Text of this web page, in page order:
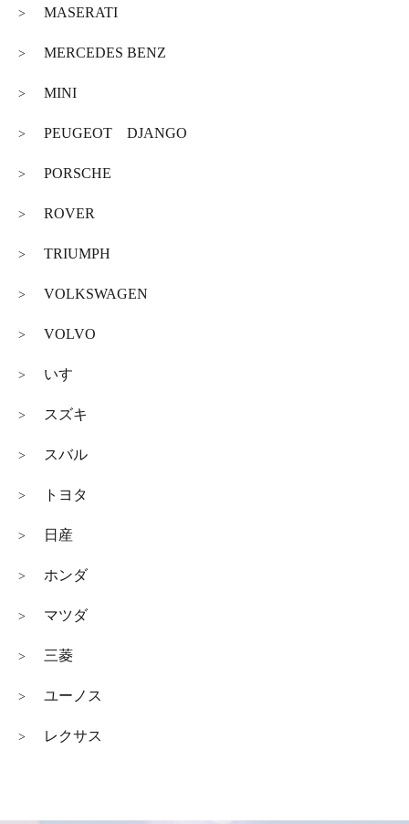
> MASERATI
> MERCEDES BENZ
> MINI
> PEUGEOT DJANGO
> PORSCHE
> ROVER
> TRIUMPH
> VOLKSWAGEN
> VOLVO
> いすゞ
> スズキ
> スバル
> トヨタ
> 日産
> ホンダ
> マツダ
> 三菱
> ユーノス
> レクサス